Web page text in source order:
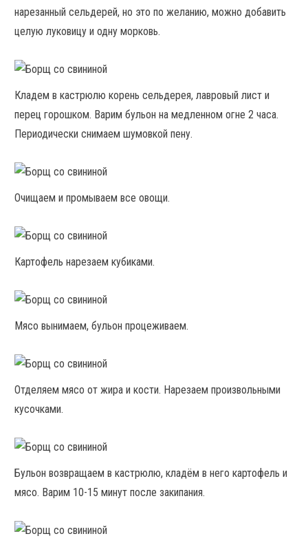
нарезанный сельдерей, но это по желанию, можно добавить
целую луковицу и одну морковь.
Кладем в кастрюлю корень сельдерея, лавровый лист и
перец горошком. Варим бульон на медленном огне 2 часа.
Периодически снимаем шумовкой пену.
Очищаем и промываем все овощи.
Картофель нарезаем кубиками.
Мясо вынимаем, бульон процеживаем.
Отделяем мясо от жира и кости. Нарезаем произвольными
кусочками.
Бульон возвращаем в кастрюлю, кладём в него картофель и
мясо. Варим 10-15 минут после закипания.